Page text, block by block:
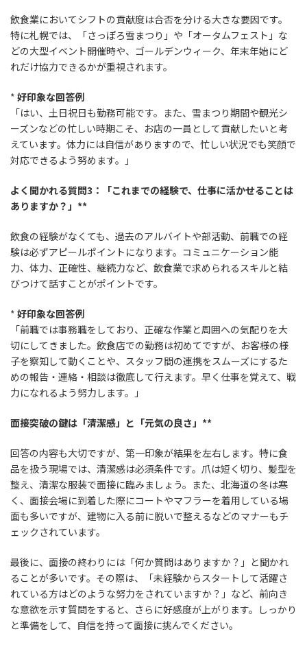
飲食業においてシフトの貢献度は合否を分ける大きな要因です。
特に札幌では、「さっぽろ雪まつり」や「オータムフェスト」な
どの大型イベント開催時や、ゴールデンウィーク、年末年始にど
れだけ協力できるかが重視されます。
* 好印象な回答例
「はい、土日祝日も勤務可能です。また、雪まつり期間や観光シ
ーズンなどの忙しい時期こそ、お店の一員として貢献したいと考
えています。体力には自信がありますので、忙しい状況でも笑顔で
対応できるよう努めます。」
よく聞かれる質問3：「これまでの経験で、仕事に活かせることは
ありますか？」**
飲食の経験がなくても、過去のアルバイトや部活動、前職での経
験は必ずアピールポイントになります。コミュニケーション能
力、体力、正確性、継続力など、飲食業で求められるスキルと結
びつけて話すことがポイントです。
* 好印象な回答例
「前職では事務職をしており、正確な作業と周囲への気配りを大
切にしてきました。飲食店での勤務は初めてですが、お客様の様
子を察知して動くことや、スタッフ間の連携をスムーズにするた
めの報告・連絡・相談は徹底して行えます。早く仕事を覚えて、戦
力になれるよう努力します。」
面接突破の鍵は「清潔感」と「元気の良さ」**
回答の内容も大切ですが、第一印象が結果を左右します。特に食
品を扱う現場では、清潔感は必須条件です。爪は短く切り、髪型を
整え、清潔な服装で面接に臨みましょう。また、北海道の冬は寒
く、面接会場に到着した際にコートやマフラーを着用している場
面も多いですが、建物に入る前に脱いで整えるなどのマナーもチ
ェックされています。
最後に、面接の終わりには「何か質問はありますか？」と聞かれ
ることが多いです。その際は、「未経験からスタートして活躍さ
れている方はどのような努力をされていますか？」など、前向き
な意欲を示す質問をすると、さらに好感度が上がります。しっかり
と準備をして、自信を持って面接に挑んでください。